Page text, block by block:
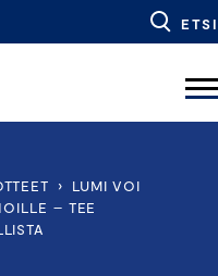
ETSI
›
LUMI VOI
– TEE